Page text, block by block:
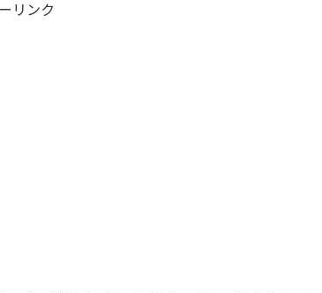
リンク